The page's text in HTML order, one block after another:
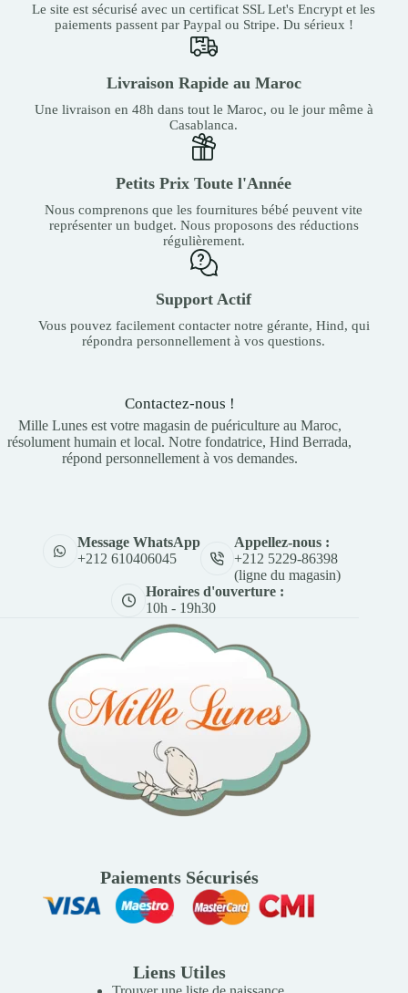
Le site est sécurisé avec un certificat SSL Let's Encrypt et les
paiements passent par Paypal ou Stripe. Du sérieux !
Livraison Rapide au Maroc
Une livraison en 48h dans tout le Maroc, ou le jour même à
Casablanca.
Petits Prix Toute l'Année
Nous comprenons que les fournitures bébé peuvent vite
représenter un budget. Nous proposons des réductions
régulièrement.
Support Actif
Vous pouvez facilement contacter notre gérante, Hind, qui
répondra personnellement à vos questions.
Contactez-nous !
Mille Lunes est votre magasin de puériculture au Maroc,
résolument humain et local. Notre fondatrice, Hind Berrada,
répond personnellement à vos demandes.
Message WhatsApp
+212 610406045
Appellez-nous :
+212 5229-86398
(ligne du magasin)
Horaires d'ouverture :
10h - 19h30
Paiements Sécurisés
Liens Utiles